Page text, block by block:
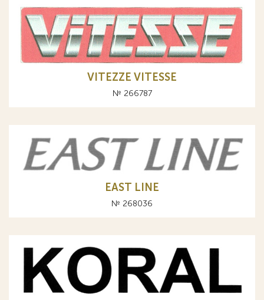
VITEZZE VITESSE
№ 266787
EAST LINE
№ 268036